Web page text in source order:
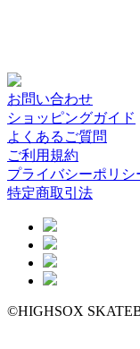
お問い合わせ
ショッピングガイド
よくあるご質問
ご利用規約
プライバシーポリシ
特定商取引法
©HIGHSOX